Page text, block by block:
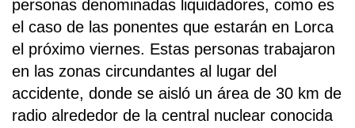
personas denominadas liquidadores, como es
el caso de las ponentes que estarán en Lorca
el próximo viernes. Estas personas trabajaron
en las zonas circundantes al lugar del
accidente, donde se aisló un área de 30 km de
radio alrededor de la central nuclear conocida